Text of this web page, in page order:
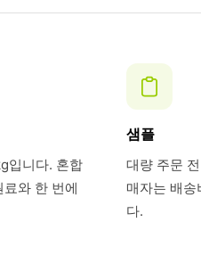
입니다. 혼합
와 한 번에
샘플
대량 주문
매자는 배
다.